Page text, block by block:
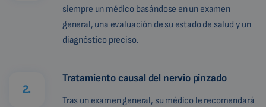
siempre un médico basándose en un examen
general, una evaluación de su estado de salud y un
diagnóstico preciso.
2.
Tratamiento causal del nervio pinzado
Tras un examen general, su médico le recomendará